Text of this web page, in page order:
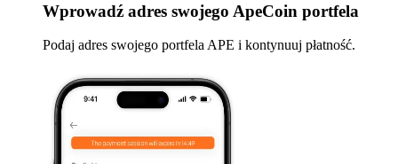
Wprowadź adres swojego ApeCoin portfela
Podaj adres swojego portfela APE i kontynuuj płatność.